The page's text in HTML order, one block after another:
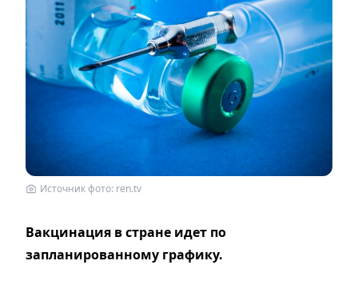
Источник фото: ren.tv
Вакцинация в стране идет по
запланированному графику.